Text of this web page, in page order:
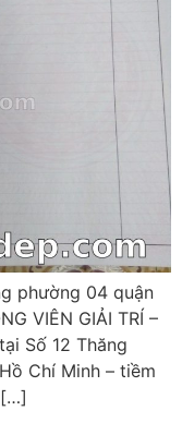
phường 04 quận
VIÊN GIẢI TRÍ –
Số 12 Thăng
Chí Minh – tiềm
[…]